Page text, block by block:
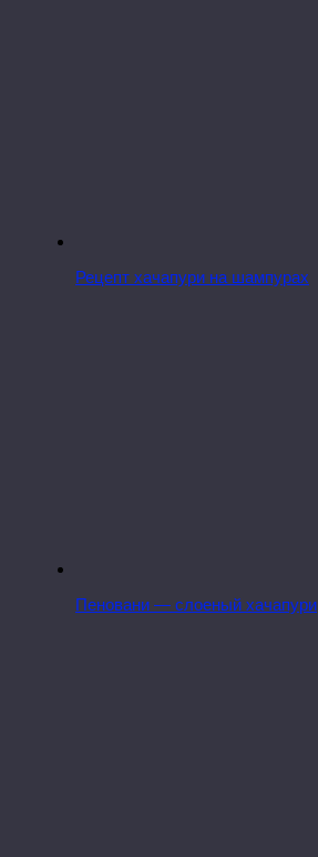
Рецепт хачапури на шампурах
Пеновани — слоеный хачапури